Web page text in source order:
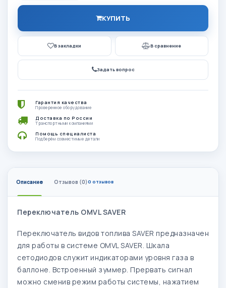
КУПИТЬ
В закладки В сравнение
Задать вопрос
Гарантия качества
Проверенное оборудование
Доставка по России
Транспортными компаниями
Помощь специалиста
Подберём совместимые детали
Описание Отзывов (0)0 отзывов
Переключатель OMVL SAVER
Переключатель видов топлива SAVER предназначен
для работы в системе OMVL SAVER. Шкала
сетодиодов служит индикаторами уровня газа в
баллоне. Встроенный зуммер. Прервать сигнал
можно сменив режим работы системы, нажатием